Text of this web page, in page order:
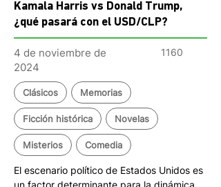
Kamala Harris vs Donald Trump,
¿qué pasará con el USD/CLP?
4 de noviembre de
2024
1160
Clásicos Memorias
Ficción histórica Novelas
Misterios Comedia
El escenario político de Estados Unidos es
un factor determinante para la dinámica